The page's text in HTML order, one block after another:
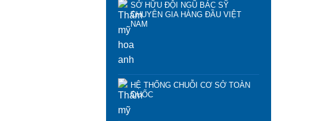
SỞ HỮU ĐỘI NGŨ BÁC SỸ
CHUYÊN GIA HÀNG ĐẦU VIỆT
NAM
HỆ THỐNG CHUỖI CƠ SỞ TOÀN
QUỐC